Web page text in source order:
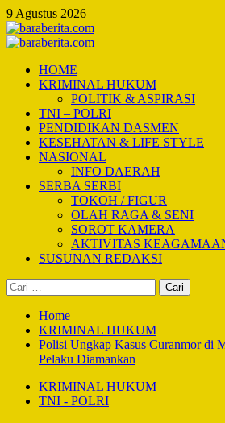
Skip
to
content
9 Agustus 2026
Primary
HOME
KRIMINAL HUKUM
POLITIK & ASPIRASI
TNI – POLRI
PENDIDIKAN DASMEN
KESEHATAN & LIFE STYLE
NASIONAL
INFO DAERAH
SERBA SERBI
TOKOH / FIGUR
OLAH RAGA & SENI
SOROT KAMERA
AKTIVITAS
SUSUNAN REDAKSI
Cari
untuk:
Home
KRIMINAL HUKUM
Polisi Ungkap Kasus Curanmor di
Pelaku Diamankan
KRIMINAL HUKUM
TNI - POLRI